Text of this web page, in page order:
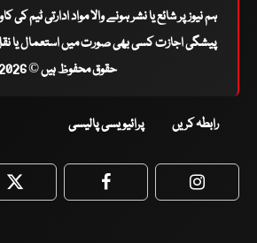
ہم نیوز پر شائع یا نشر ہونے والا مواد ادارتی ٹیم
پیشگی اجازت کسی بھی صورت میں استعمال یا
حقوق محفوظ ہیں © 2026
رابطہ کریں پرائیویسی پالیسی
Twitter Facebook